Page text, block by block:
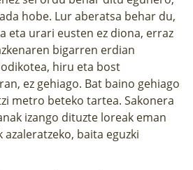
hobe. Lur aberatsa behar du,
eta urari eusten ez diona, erraz
bigarren erdian
hiru eta bost
ez gehiago. Bat baino gehiago
metro beteko tartea. Sakonera
izango dituzte loreak eman
baita eguzki